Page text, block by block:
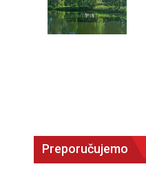
Preporučujemo